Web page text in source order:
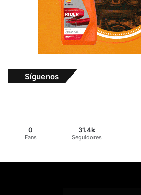
Síguenos
0
Fans
31.4k
Seguidores